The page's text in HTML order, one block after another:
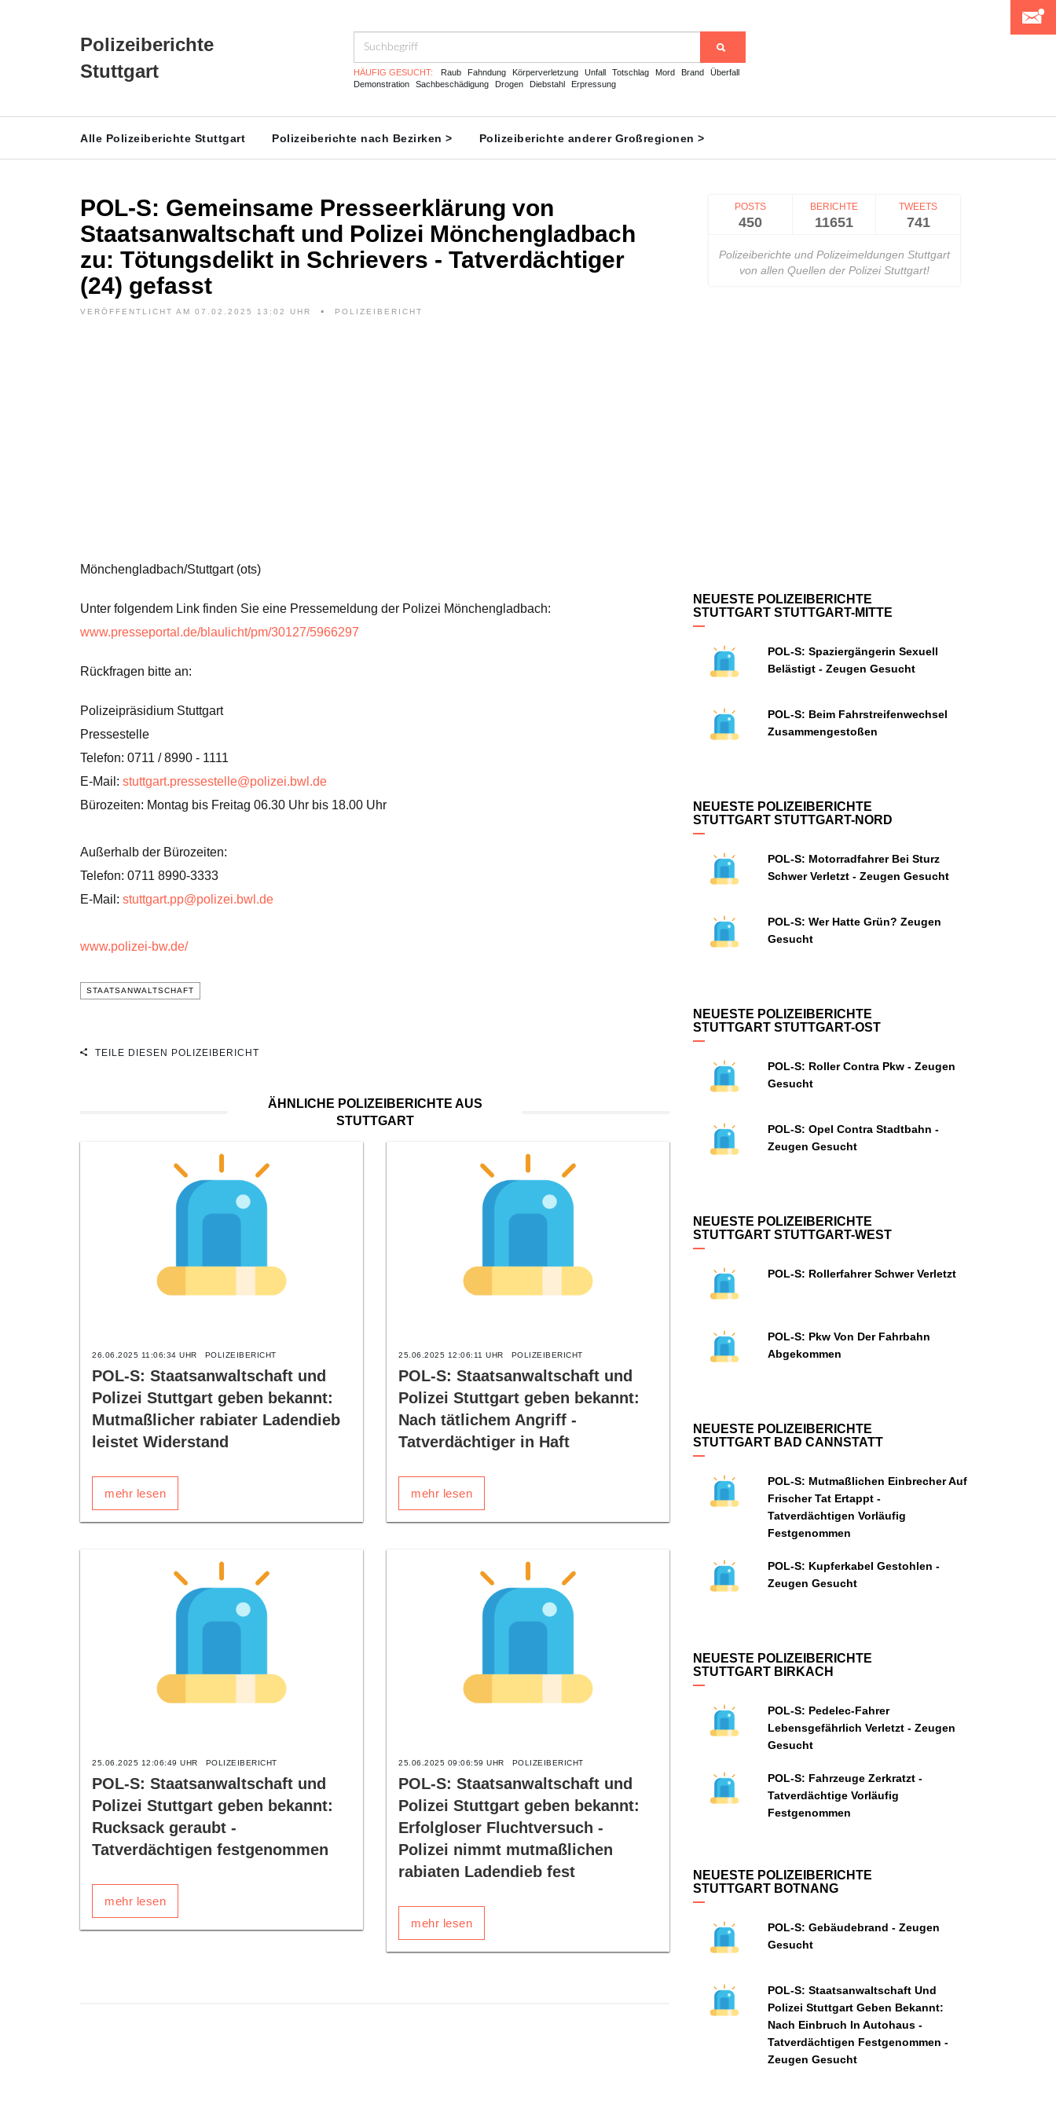
Polizeiberichte
Stuttgart
HÄUFIG GESUCHT: Raub Fahndung Körperverletzung Unfall Totschlag Mord Brand
Überfall
Demonstration
Sachbeschädigung Drogen Diebstahl Erpressung
Alle Polizeiberichte Stuttgart Polizeiberichte nach Bezirken > Polizeiberichte anderer Großregionen >
POL-S: Gemeinsame Presseerklärung von
Staatsanwaltschaft und Polizei Mönchengladbach
zu: Tötungsdelikt in Schrievers - Tatverdächtiger
(24) gefasst
VERÖFFENTLICHT AM 07.02.2025 13:02 UHR POLIZEIBERICHT
Mönchengladbach/Stuttgart (ots)
Unter folgendem Link finden Sie eine Pressemeldung der Polizei Mönchengladbach:
www.presseportal.de/blaulicht/pm/30127/5966297
Rückfragen bitte an:
Polizeipräsidium Stuttgart
Pressestelle
Telefon: 0711 / 8990 - 1111
E-Mail: stuttgart.pressestelle@polizei.bwl.de
Bürozeiten: Montag bis Freitag 06.30 Uhr bis 18.00 Uhr
Außerhalb der Bürozeiten:
Telefon: 0711 8990-3333
E-Mail: stuttgart.pp@polizei.bwl.de
www.polizei-bw.de/
STAATSANWALTSCHAFT
TEILE DIESEN POLIZEIBERICHT
ÄHNLICHE POLIZEIBERICHTE AUS
STUTTGART
26.06.2025 11:06:34 UHR POLIZEIBERICHT
POL-S: Staatsanwaltschaft und
Polizei Stuttgart geben bekannt:
Mutmaßlicher rabiater Ladendieb
leistet Widerstand
mehr lesen
25.06.2025 12:06:11 UHR POLIZEIBERICHT
POL-S: Staatsanwaltschaft und
Polizei Stuttgart geben bekannt:
Nach tätlichem Angriff -
Tatverdächtiger in Haft
mehr lesen
25.06.2025 12:06:49 UHR POLIZEIBERICHT
POL-S: Staatsanwaltschaft und
Polizei Stuttgart geben bekannt:
Rucksack geraubt -
Tatverdächtigen festgenommen
mehr lesen
25.06.2025 09:06:59 UHR POLIZEIBERICHT
POL-S: Staatsanwaltschaft und
Polizei Stuttgart geben bekannt:
Erfolgloser Fluchtversuch -
Polizei nimmt mutmaßlichen
rabiaten Ladendieb fest
mehr lesen
POSTS
450
BERICHTE
11651
TWEETS
741
Polizeiberichte und Polizeimeldungen Stuttgart
von allen Quellen der Polizei Stuttgart!
NEUESTE POLIZEIBERICHTE
STUTTGART STUTTGART-MITTE
POL-S: Spaziergängerin Sexuell
Belästigt - Zeugen Gesucht
POL-S: Beim Fahrstreifenwechsel
Zusammengestoßen
NEUESTE POLIZEIBERICHTE
STUTTGART STUTTGART-NORD
POL-S: Motorradfahrer Bei Sturz
Schwer Verletzt - Zeugen Gesucht
POL-S: Wer Hatte Grün? Zeugen
Gesucht
NEUESTE POLIZEIBERICHTE
STUTTGART STUTTGART-OST
POL-S: Roller Contra Pkw - Zeugen
Gesucht
POL-S: Opel Contra Stadtbahn -
Zeugen Gesucht
NEUESTE POLIZEIBERICHTE
STUTTGART STUTTGART-WEST
POL-S: Rollerfahrer Schwer Verletzt
POL-S: Pkw Von Der Fahrbahn
Abgekommen
NEUESTE POLIZEIBERICHTE
STUTTGART BAD CANNSTATT
POL-S: Mutmaßlichen Einbrecher Auf
Frischer Tat Ertappt -
Tatverdächtigen Vorläufig
Festgenommen
POL-S: Kupferkabel Gestohlen -
Zeugen Gesucht
NEUESTE POLIZEIBERICHTE
STUTTGART BIRKACH
POL-S: Pedelec-Fahrer
Lebensgefährlich Verletzt - Zeugen
Gesucht
POL-S: Fahrzeuge Zerkratzt -
Tatverdächtige Vorläufig
Festgenommen
NEUESTE POLIZEIBERICHTE
STUTTGART BOTNANG
POL-S: Gebäudebrand - Zeugen
Gesucht
POL-S: Staatsanwaltschaft Und
Polizei Stuttgart Geben Bekannt:
Nach Einbruch In Autohaus -
Tatverdächtigen Festgenommen -
Zeugen Gesucht